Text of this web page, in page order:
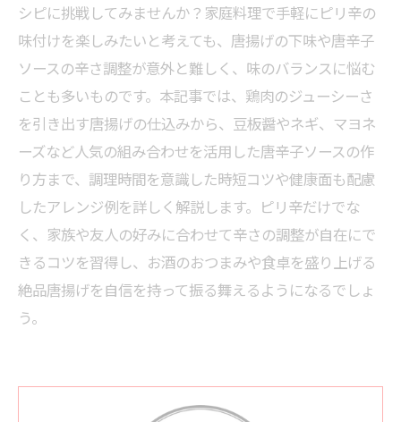
シピに挑戦してみませんか？家庭料理で手軽にピリ辛の
味付けを楽しみたいと考えても、唐揚げの下味や唐辛子
ソースの辛さ調整が意外と難しく、味のバランスに悩む
ことも多いものです。本記事では、鶏肉のジューシーさ
を引き出す唐揚げの仕込みから、豆板醤やネギ、マヨネ
ーズなど人気の組み合わせを活用した唐辛子ソースの作
り方まで、調理時間を意識した時短コツや健康面も配慮
したアレンジ例を詳しく解説します。ピリ辛だけでな
く、家族や友人の好みに合わせて辛さの調整が自在にで
きるコツを習得し、お酒のおつまみや食卓を盛り上げる
絶品唐揚げを自信を持って振る舞えるようになるでしょ
う。